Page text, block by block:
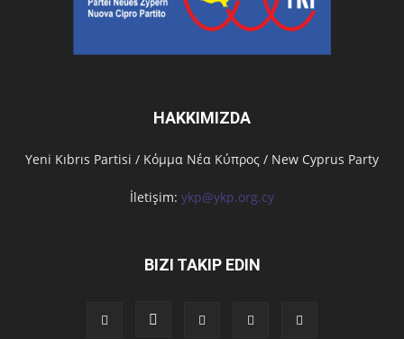
HAKKIMIZDA
Υeni Kıbrıs Partisi / Κόμμα Νέα Κύπρος / New Cyprus Party
İletişim: ykp@ykp.org.cy
BIZI TAKIP EDIN